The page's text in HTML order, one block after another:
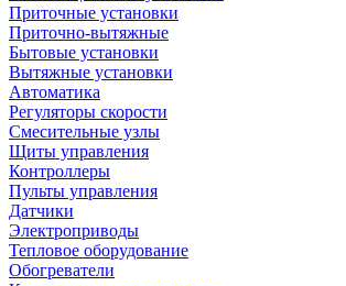
Приточные установки
Приточно-вытяжные
Бытовые установки
Вытяжные установки
Автоматика
Регуляторы скорости
Смесительные узлы
Щиты управления
Контроллеры
Пульты управления
Датчики
Электроприводы
Тепловое оборудование
Обогреватели